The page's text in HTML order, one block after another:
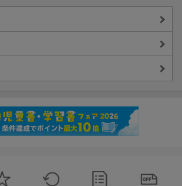
ン号と Fiat NUOVA 500 Cinquecento を愛す
」
玉手箱
月の新製品